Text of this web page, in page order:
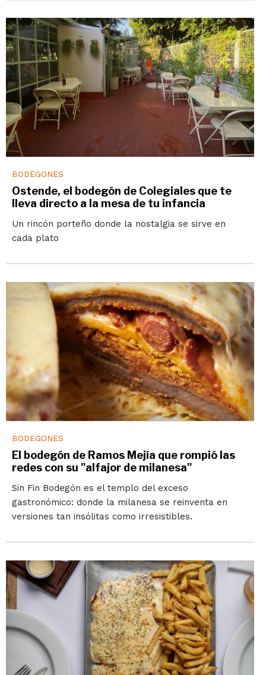
BODEGONES
Ostende, el bodegón de Colegiales que te
lleva directo a la mesa de tu infancia
Un rincón porteño donde la nostalgia se sirve en
cada plato
BODEGONES
El bodegón de Ramos Mejía que rompió las
redes con su "alfajor de milanesa"
Sin Fin Bodegón es el templo del exceso
gastronómico: donde la milanesa se reinventa en
versiones tan insólitas como irresistibles.